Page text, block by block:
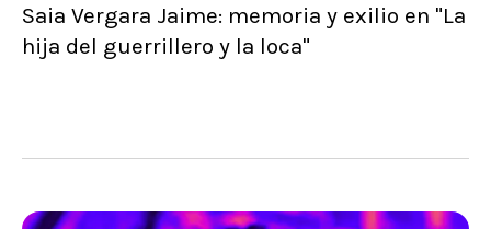
Saia Vergara Jaime: memoria y exilio en "La
hija del guerrillero y la loca"